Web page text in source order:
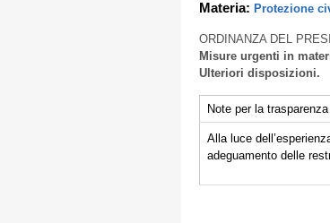
Materia: Protezione
ORDINANZA DEL
Misure urgenti in
Ulteriori disposizioni.
Note per la trasparenza
Alla luce
adeguamento delle